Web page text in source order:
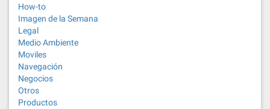
How-to
Imagen de la Semana
Legal
Medio Ambiente
Moviles
Navegación
Negocios
Otros
Productos